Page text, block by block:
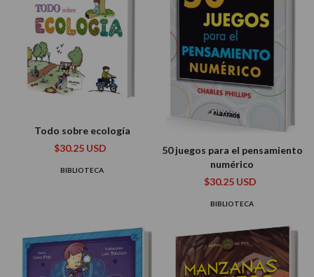
Todo sobre ecología
$30.25 USD
BIBLIOTECA
50 juegos para el pensamiento
numérico
$30.25 USD
BIBLIOTECA